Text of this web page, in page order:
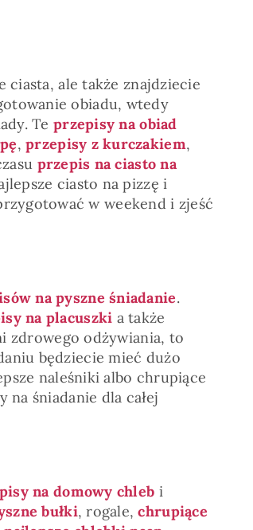
ale także znajdziecie
obiadu, wtedy
Teprzepisy na obiad
,przepisy z kurczakiem,
przepis na ciasto na
ciasto na pizzę i
w weekend i zjeść
na pyszne śniadanie.
na placuszki a także
zdrowego odżywiania, to
będziecie mieć dużo
naleśniki albo chrupiące
śniadanie dla całej
na domowy chleb i
bułki, rogale,chrupiące